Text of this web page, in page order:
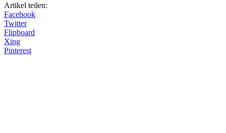
Artikel teilen:
Facebook
Twitter
Flipboard
Xing
Pinterest